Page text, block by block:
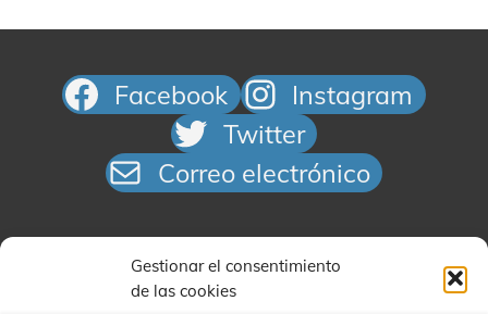
Gestionar el consentimiento
de las cookies
Facebook
Instagram
Twitter
Correo electrónico